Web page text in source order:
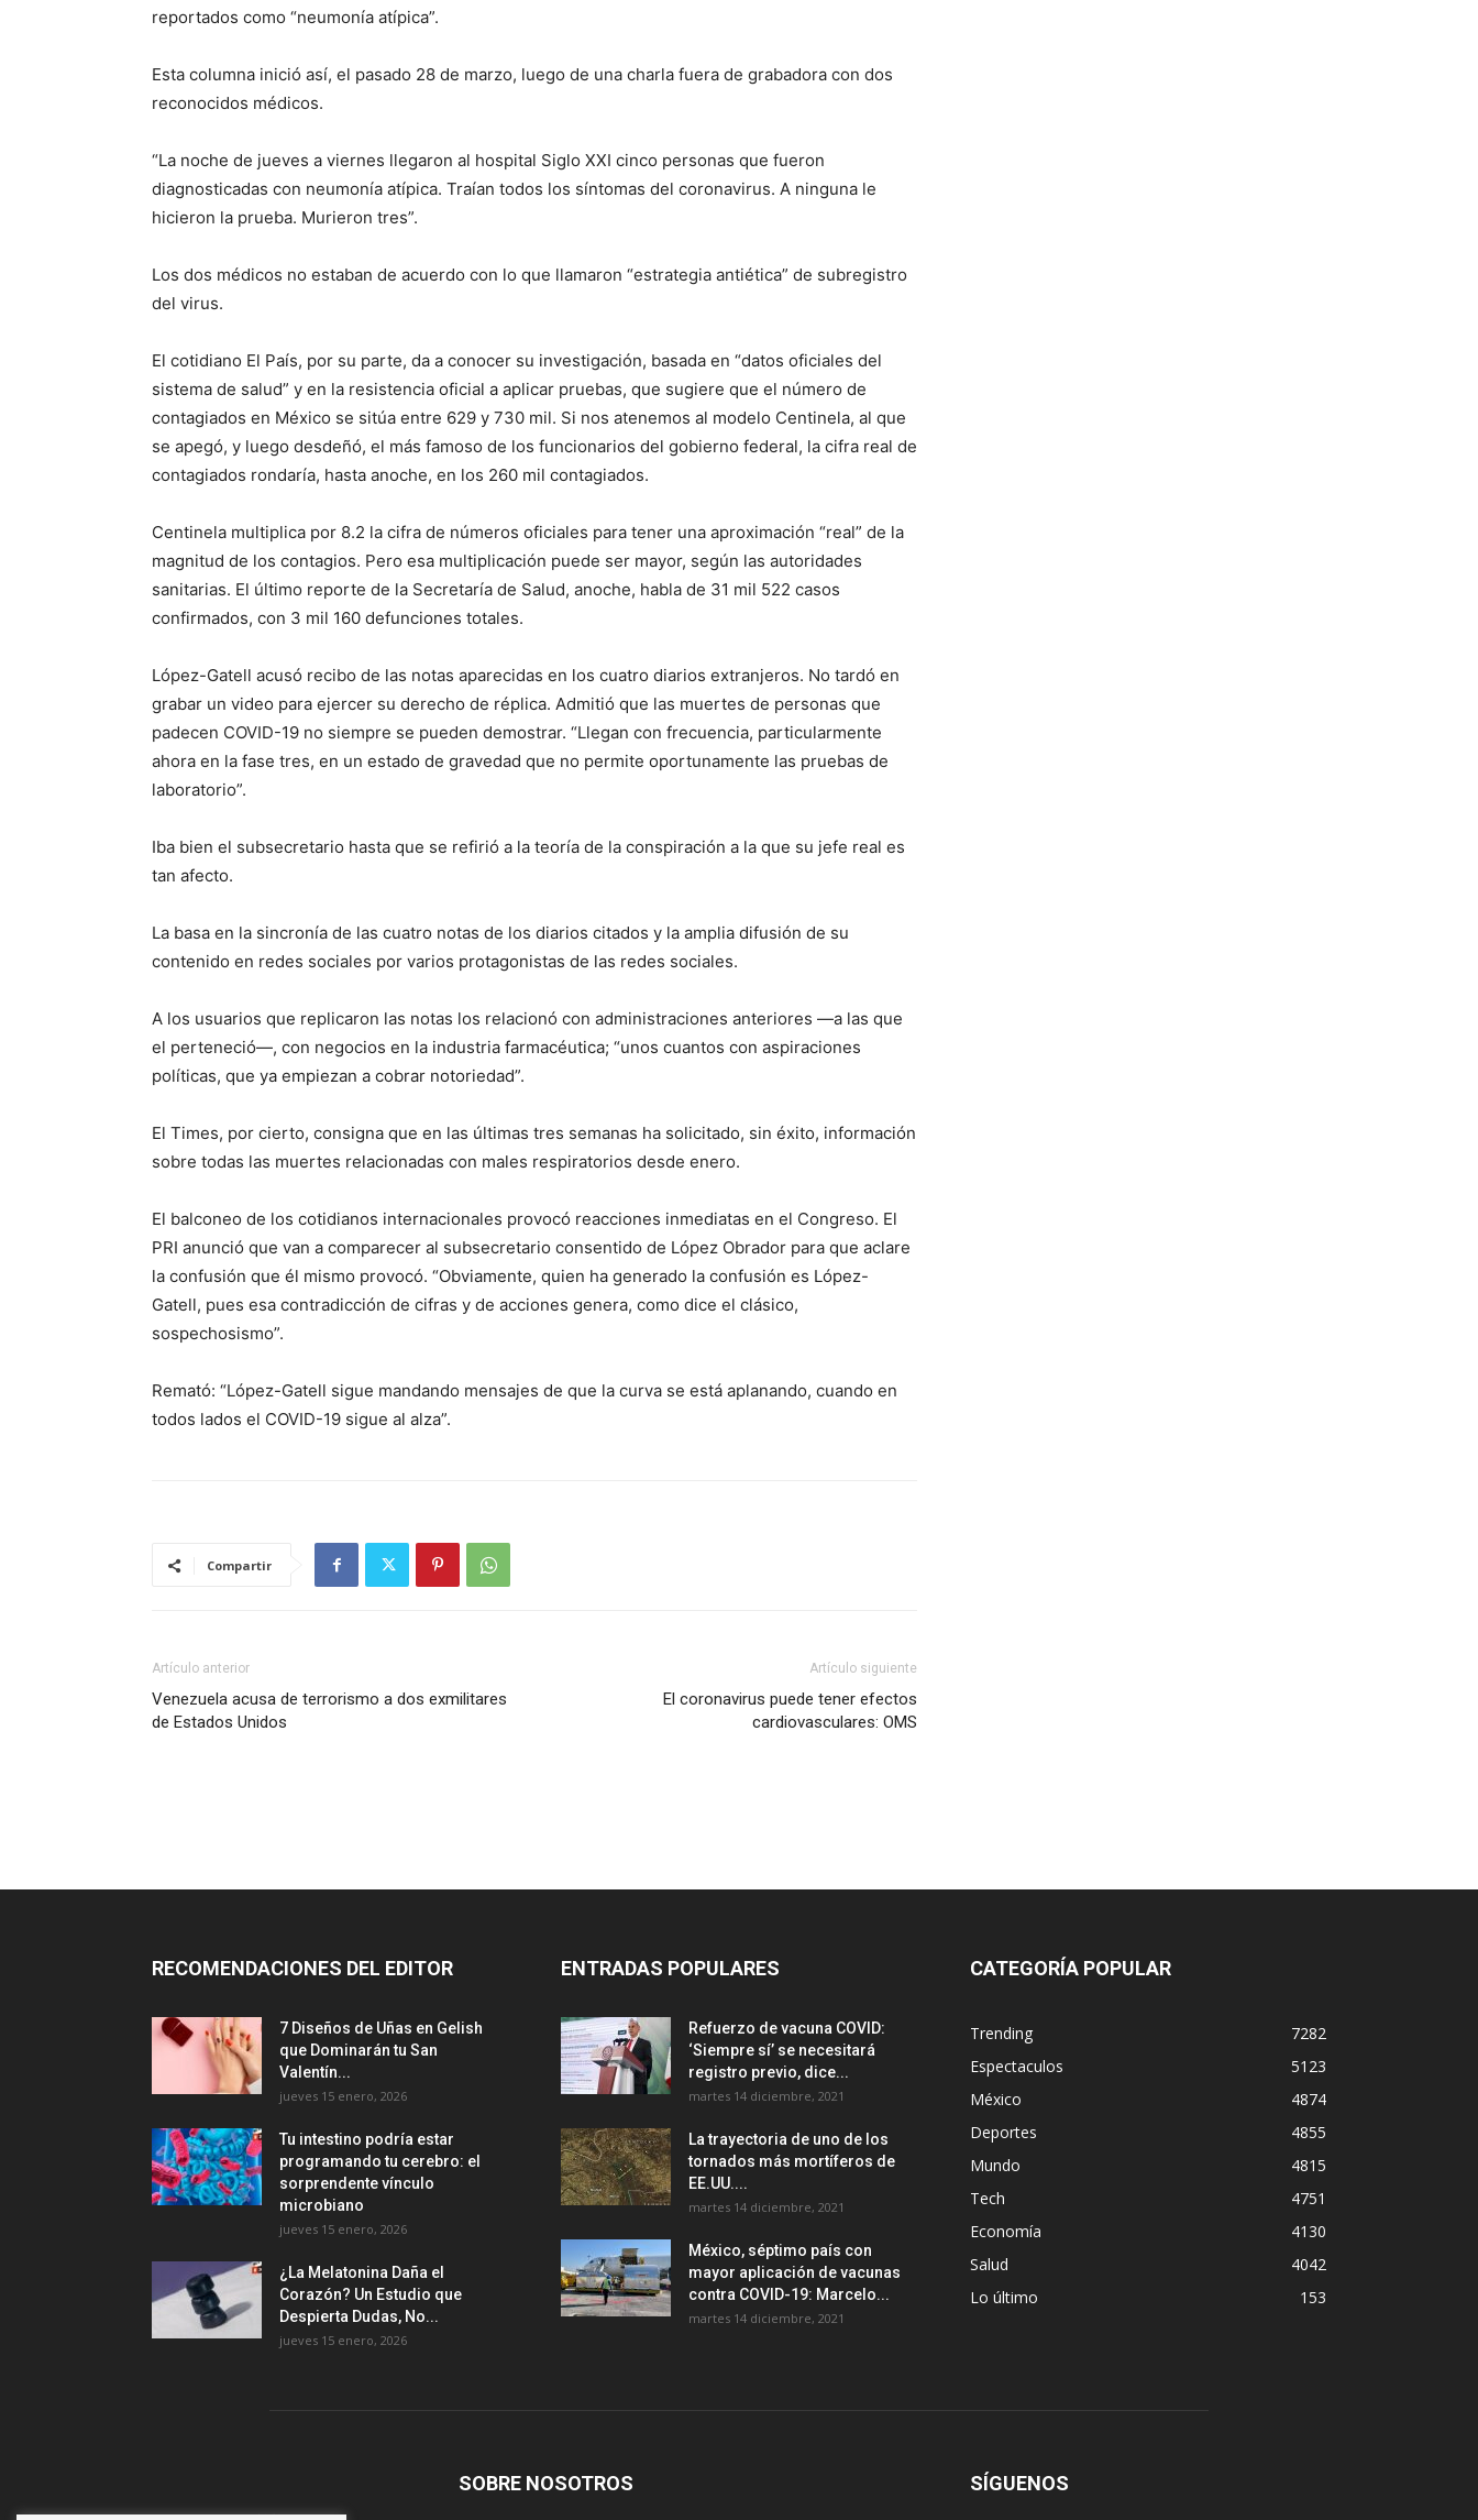
reportados como “neumonía atípica”.
Esta columna inició así, el pasado 28 de marzo, luego de una charla fuera de grabadora con dos
reconocidos médicos.
“La noche de jueves a viernes llegaron al hospital Siglo XXI cinco personas que fueron
diagnosticadas con neumonía atípica. Traían todos los síntomas del coronavirus. A ninguna le
hicieron la prueba. Murieron tres”.
Los dos médicos no estaban de acuerdo con lo que llamaron “estrategia antiética” de subregistro
del virus.
El cotidiano El País, por su parte, da a conocer su investigación, basada en “datos oficiales del
sistema de salud” y en la resistencia oficial a aplicar pruebas, que sugiere que el número de
contagiados en México se sitúa entre 629 y 730 mil. Si nos atenemos al modelo Centinela, al que
se apegó, y luego desdeñó, el más famoso de los funcionarios del gobierno federal, la cifra real de
contagiados rondaría, hasta anoche, en los 260 mil contagiados.
Centinela multiplica por 8.2 la cifra de números oficiales para tener una aproximación “real” de la
magnitud de los contagios. Pero esa multiplicación puede ser mayor, según las autoridades
sanitarias. El último reporte de la Secretaría de Salud, anoche, habla de 31 mil 522 casos
confirmados, con 3 mil 160 defunciones totales.
López-Gatell acusó recibo de las notas aparecidas en los cuatro diarios extranjeros. No tardó en
grabar un video para ejercer su derecho de réplica. Admitió que las muertes de personas que
padecen COVID-19 no siempre se pueden demostrar. “Llegan con frecuencia, particularmente
ahora en la fase tres, en un estado de gravedad que no permite oportunamente las pruebas de
laboratorio”.
Iba bien el subsecretario hasta que se refirió a la teoría de la conspiración a la que su jefe real es
tan afecto.
La basa en la sincronía de las cuatro notas de los diarios citados y la amplia difusión de su
contenido en redes sociales por varios protagonistas de las redes sociales.
A los usuarios que replicaron las notas los relacionó con administraciones anteriores —a las que
el perteneció—, con negocios en la industria farmacéutica; “unos cuantos con aspiraciones
políticas, que ya empiezan a cobrar notoriedad”.
El Times, por cierto, consigna que en las últimas tres semanas ha solicitado, sin éxito, información
sobre todas las muertes relacionadas con males respiratorios desde enero.
El balconeo de los cotidianos internacionales provocó reacciones inmediatas en el Congreso. El
PRI anunció que van a comparecer al subsecretario consentido de López Obrador para que aclare
la confusión que él mismo provocó. “Obviamente, quien ha generado la confusión es López-
Gatell, pues esa contradicción de cifras y de acciones genera, como dice el clásico,
sospechosismo”.
Remató: “López-Gatell sigue mandando mensajes de que la curva se está aplanando, cuando en
todos lados el COVID-19 sigue al alza”.
Compartir
Artículo anterior
Venezuela acusa de terrorismo a dos exmilitares
de Estados Unidos
Artículo siguiente
El coronavirus puede tener efectos
cardiovasculares: OMS
RECOMENDACIONES DEL EDITOR
7 Diseños de Uñas en Gelish
que Dominarán tu San
Valentín...
jueves 15 enero, 2026
Tu intestino podría estar
programando tu cerebro: el
sorprendente vínculo
microbiano
jueves 15 enero, 2026
¿La Melatonina Daña el
Corazón? Un Estudio que
Despierta Dudas, No...
jueves 15 enero, 2026
ENTRADAS POPULARES
Refuerzo de vacuna COVID:
‘Siempre sí’ se necesitará
registro previo, dice...
martes 14 diciembre, 2021
La trayectoria de uno de los
tornados más mortíferos de
EE.UU....
martes 14 diciembre, 2021
México, séptimo país con
mayor aplicación de vacunas
contra COVID-19: Marcelo...
martes 14 diciembre, 2021
CATEGORÍA POPULAR
Trending
7282
Espectaculos
5123
México
4874
Deportes
4855
Mundo
4815
Tech
4751
Economía
4130
Salud
4042
Lo último
153
SOBRE NOSOTROS SÍGUENOS